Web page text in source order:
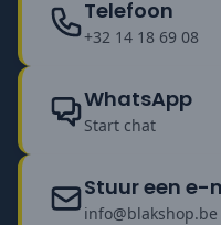
Telefoon
+32 14 18 69 08
WhatsApp
Start chat
Stuur een e-
info@blakshop.be